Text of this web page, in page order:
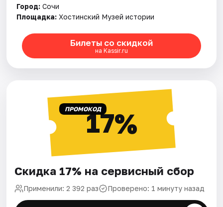
Город: Сочи
Площадка: Хостинский Музей истории
Билеты со скидкой
на Kassir.ru
ПРОМОКОД17%
Скидка 17% на сервисный сбор
Применили: 2 392 раз Проверено: 1 минуту назад